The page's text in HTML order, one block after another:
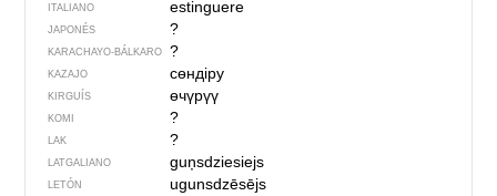
ITALIANO estinguere
JAPONÉS ?
KARACHAYO-BÁLKARO ?
KAZAJO сөндіру
KIRGUÍS өчүрүү
KOMI ?
LAK ?
LATGALIANO guņsdziesiejs
LETÓN ugunsdzēsējs